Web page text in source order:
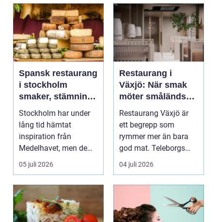
Spansk restaurang
i stockholm
smaker, stämning
och smarta val
Stockholm har under
lång tid hämtat
inspiration från
Medelhavet, men de
senaste åren har
spanska res...
05 juli 2026
Restaurang i
Växjö: När smak
möter småländsk
sjöutsikt
Restaurang Växjö är
ett begrepp som
rymmer mer än bara
god mat. Teleborgs
slott ...
04 juli 2026